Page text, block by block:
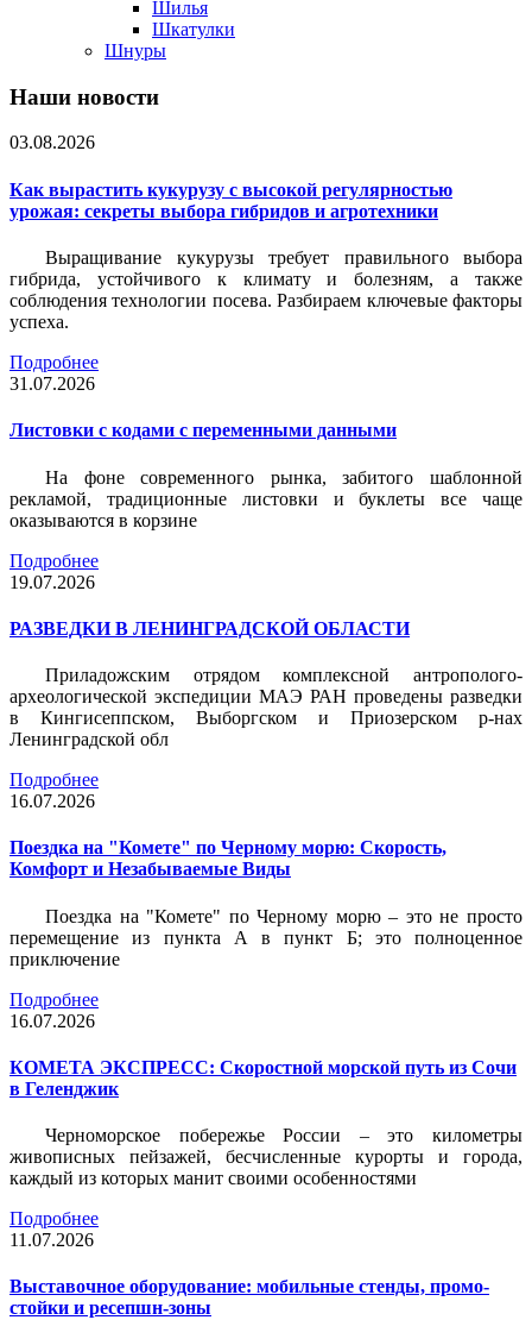
Шилья
Шкатулки
Шнуры
Наши новости
03.08.2026
Как вырастить кукурузу с высокой регулярностью
урожая: секреты выбора гибридов и агротехники
Выращивание кукурузы требует правильного выбора
гибрида, устойчивого к климату и болезням, а также
соблюдения технологии посева. Разбираем ключевые факторы
успеха.
Подробнее
31.07.2026
Листовки c кодами с переменными данными
На фоне современного рынка, забитого шаблонной
рекламой, традиционные листовки и буклеты все чаще
оказываются в корзине
Подробнее
19.07.2026
РАЗВЕДКИ В ЛЕНИНГРАДСКОЙ ОБЛАСТИ
Приладожским отрядом комплексной антрополого-
археологической экспедиции МАЭ РАН проведены разведки
в Кингисеппском, Выборгском и Приозерском р-нах
Ленинградской обл
Подробнее
16.07.2026
Поездка на "Комете" по Черному морю: Скорость,
Комфорт и Незабываемые Виды
Поездка на "Комете" по Черному морю – это не просто
перемещение из пункта А в пункт Б; это полноценное
приключение
Подробнее
16.07.2026
КОМЕТА ЭКСПРЕСС: Скоростной морской путь из Сочи
в Геленджик
Черноморское побережье России – это километры
живописных пейзажей, бесчисленные курорты и города,
каждый из которых манит своими особенностями
Подробнее
11.07.2026
Выставочное оборудование: мобильные стенды, промо-
стойки и ресепшн-зоны